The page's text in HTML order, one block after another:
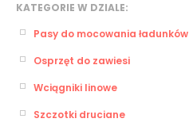
KATEGORIE W DZIALE:
Pasy do mocowania ładunków
Osprzęt do zawiesi
Wciągniki linowe
Szczotki druciane